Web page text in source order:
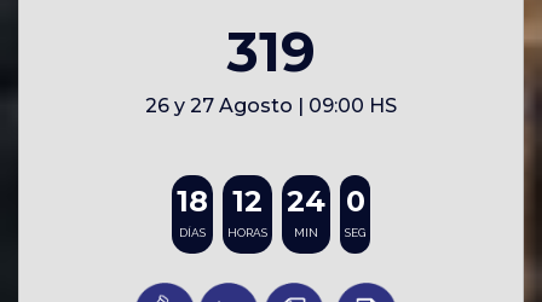
319
26 y 27 Agosto | 09:00 HS
18
DÍAS
12
HORAS
23
MIN
59
SEG